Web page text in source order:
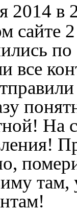
2014 в
по
все